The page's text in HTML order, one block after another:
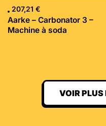
207,21 €
Aarke – Carbonator 3 –
Machine à soda
VOIR PLUS